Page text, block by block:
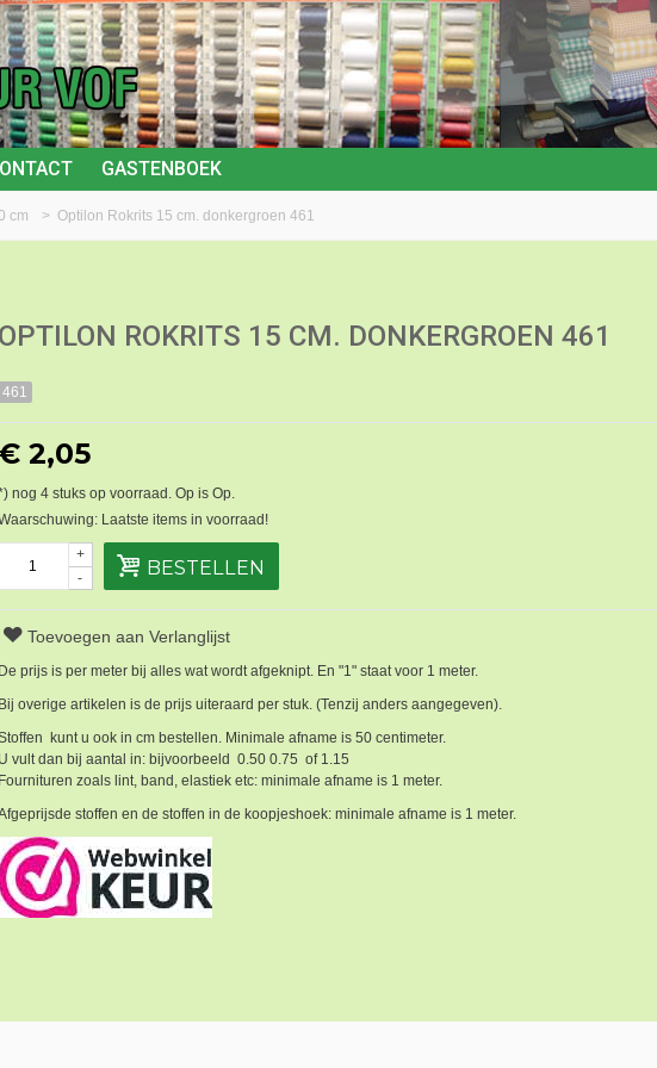
GASTENBOEK
cm > Optilon Rokrits 15 cm. donkergroen 461
OPTILON ROKRITS 15 CM. DONKERGROEN 461
461
2,05
nog 4stuks op voorraad. Op is Op.
Laatste items in voorraad!
-
+
BESTELLEN
Toevoegen aan Verlanglijst
De prijs is per meter bij alles wat wordt afgeknipt. En "1" staat voor 1 meter.
Bij overige artikelen is de prijs uiteraard per stuk. (Tenzij anders aangegeven).
kunt u ook in cm bestellen. Minimale afname is 50 centimeter.
U vult dan bij aantal in: bijvoorbeeld 0.50 0.75 of 1.15
Fournituren zoals lint, band, elastiek etc: minimale afname is 1 meter.
stoffen en de stoffen in de koopjeshoek: minimale afname is 1 meter.